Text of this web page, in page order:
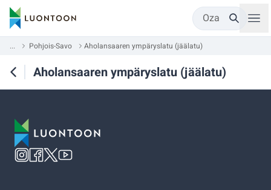
Oza
... Pohjois-Savo Aholansaaren ympäryslatu (jäälatu)
Aholansaaren ympäryslatu (jäälatu)